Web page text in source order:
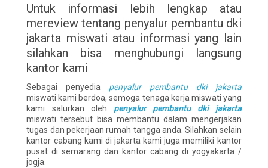
Untuk informasi lebih lengkap atau
mereview tentang penyalur pembantu dki
jakarta miswati atau informasi yang lain
silahkan bisa menghubungi langsung
kantor kami
Sebagai penyedia penyalur pembantu dki jakarta
miswati kami berdoa, semoga tenaga kerja miswati yang
kami salurkan oleh penyalur pembantu dki jakarta
miswati tersebut bisa membantu dalam mengerjakan
tugas dan pekerjaan rumah tangga anda. Silahkan selain
kantor cabang kami di jakarta kami juga memiliki kantor
pusat di semarang dan kantor cabang di yogyakarta /
jogja.